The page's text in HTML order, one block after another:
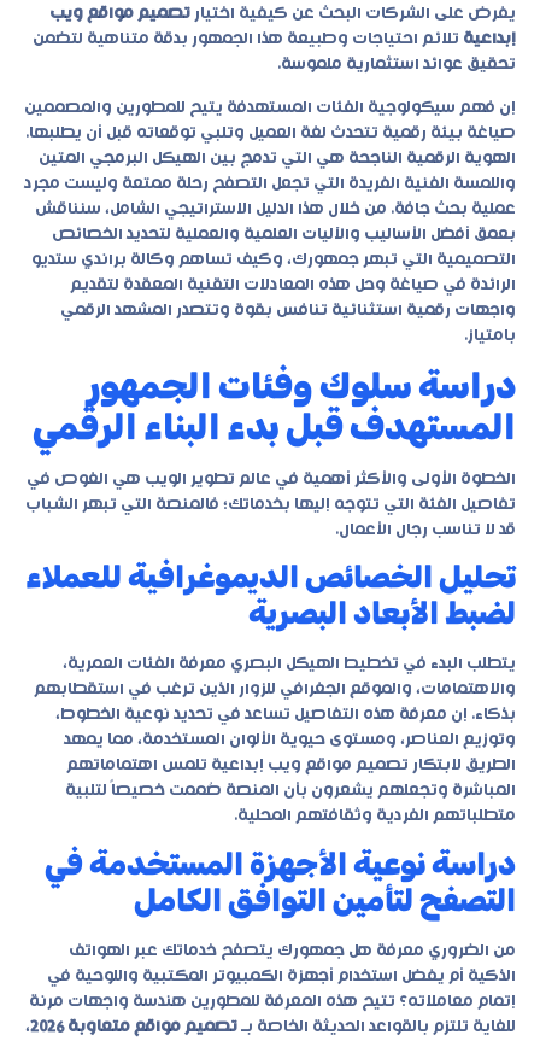
يفرض على الشركات البحث عن كيفية اختيار تصميم مواقع ويب
إبداعية تلائم احتياجات وطبيعة هذا الجمهور بدقة متناهية لتضمن
تحقيق عوائد استثمارية ملموسة.
إن فهم سيكولوجية الفئات المستهدفة يتيح للمطورين والمصممين
صياغة بيئة رقمية تتحدث لغة العميل وتلبي توقعاته قبل أن يطلبها.
الهوية الرقمية الناجحة هي التي تدمج بين الهيكل البرمجي المتين
واللمسة الفنية الفريدة التي تجعل التصفح رحلة ممتعة وليست مجرد
عملية بحث جافة. من خلال هذا الدليل الاستراتيجي الشامل، سنناقش
بعمق أفضل الأساليب والآليات العلمية والعملية لتحديد الخصائص
التصميمية التي تبهر جمهورك، وكيف تساهم وكالة براندي ستديو
الرائدة في صياغة وحل هذه المعادلات التقنية المعقدة لتقديم
واجهات رقمية استثنائية تنافس بقوة وتتصدر المشهد الرقمي
بامتياز.
دراسة سلوك وفئات الجمهور
المستهدف قبل بدء البناء الرقمي
الخطوة الأولى والأكثر أهمية في عالم تطوير الويب هي الغوص في
تفاصيل الفئة التي تتوجه إليها بخدماتك؛ فالمنصة التي تبهر الشباب
قد لا تناسب رجال الأعمال.
تحليل الخصائص الديموغرافية للعملاء
لضبط الأبعاد البصرية
يتطلب البدء في تخطيط الهيكل البصري معرفة الفئات العمرية،
والاهتمامات، والموقع الجغرافي للزوار الذين ترغب في استقطابهم
بذكاء. إن معرفة هذه التفاصيل تساعد في تحديد نوعية الخطوط،
وتوزيع العناصر، ومستوى حيوية الألوان المستخدمة، مما يمهد
الطريق لابتكار تصميم مواقع ويب إبداعية تلمس اهتماماتهم
المباشرة وتجعلهم يشعرون بأن المنصة صُممت خصيصاً لتلبية
متطلباتهم الفردية وثقافتهم المحلية.
دراسة نوعية الأجهزة المستخدمة في
التصفح لتأمين التوافق الكامل
من الضروري معرفة هل جمهورك يتصفح خدماتك عبر الهواتف
الذكية أم يفضل استخدام أجهزة الكمبيوتر المكتبية واللوحية في
إتمام معاملاته؟ تتيح هذه المعرفة للمطورين هندسة واجهات مرنة
للغاية تلتزم بالقواعد الحديثة الخاصة بـ تصميم مواقع متعاوبة 2026
،